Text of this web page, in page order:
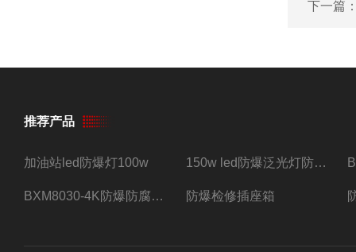
下一篇
推荐产品
加油站led防爆灯100w 150w led防爆泛光灯防水防尘防爆三防灯
BXM8030-4K防爆防腐照明配电箱四路带总开关 防爆检修插座箱